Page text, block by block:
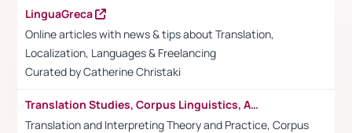
LinguaGreca
Online articles with news & tips about Translation,
Localization, Languages & Freelancing
Curated byCatherine Christaki
Translation Studies, Corpus Linguistics, Academia
Translation and Interpreting Theory and Practice, Corpus